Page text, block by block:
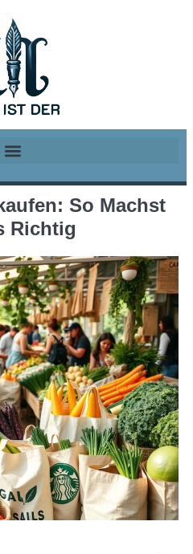
So Machst
Richtig